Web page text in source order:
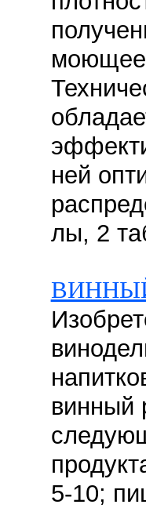
моющее
ней
лы, 2
винный
5-10;